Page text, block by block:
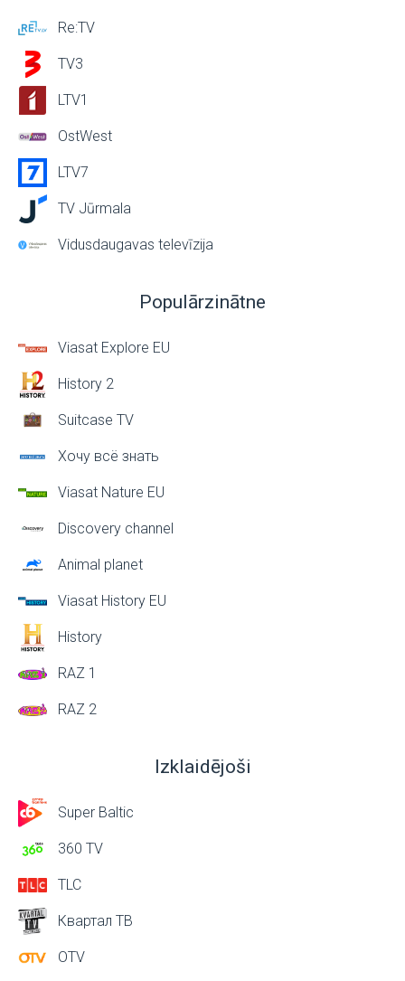
Re:TV
TV3
LTV1
OstWest
LTV7
TV Jūrmala
Vidusdaugavas televīzija
Populārzinātne
Viasat Explore EU
History 2
Suitcase TV
Хочу всё знать
Viasat Nature EU
Discovery channel
Animal planet
Viasat History EU
History
RAZ 1
RAZ 2
Izklaidējoši
Super Baltic
360 TV
TLC
Квартал ТВ
OTV